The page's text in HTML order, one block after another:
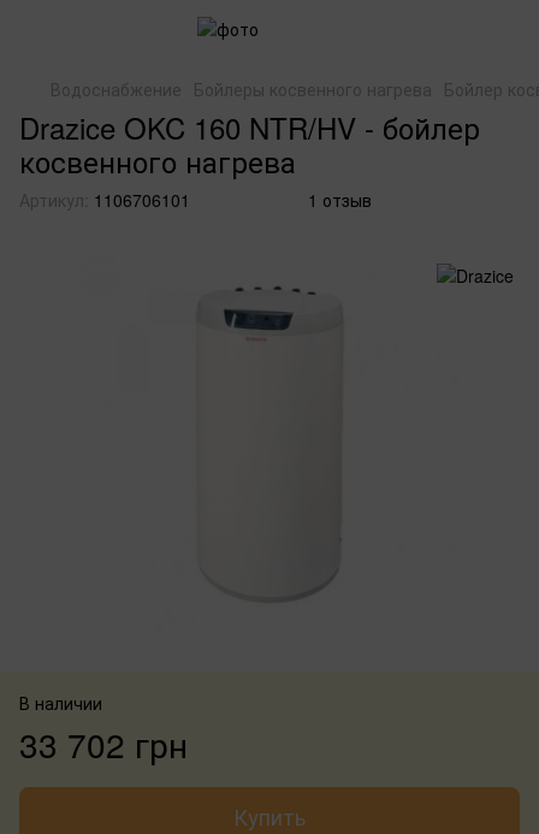
Водоснабжение Бойлеры косвенного нагрева Бойлер
Drazice OKC 160 NTR/HV - бойлер
косвенного нагрева
Артикул: 1106706101 1 отзыв
В наличии
33 702 грн
Купить